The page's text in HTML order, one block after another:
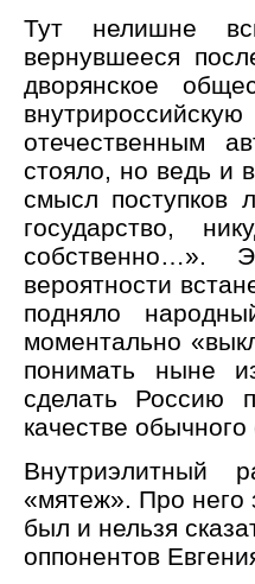
Тут нелишне
вернувшееся
дворянское
отечественным
стояло, но ведь и
смысл поступков
государство,
вероятности
подняло
моментально
понимать ныне
сделать Россию
качестве
Внутриэлитный
«мятеж». Про него
был и нельзя
оппонентов